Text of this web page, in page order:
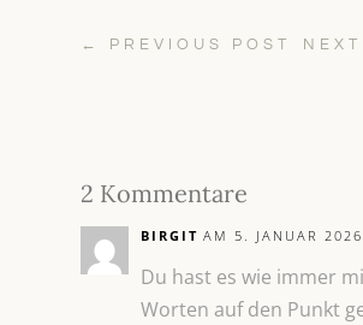
← PREVIOUS POST
2 Kommentare
BIRGIT AM 5. JANUAR
Du hast es wie immer
Worten auf den Punkt